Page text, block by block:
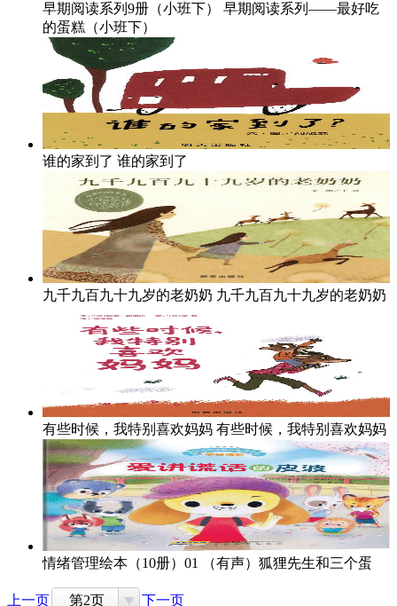
早期阅读系列9册（小班下）
早期阅读系列——最好吃
的蛋糕（小班下）
谁的家到了 谁的家到了
九千九百九十九岁的老奶奶 九千九百九十九岁的老奶奶
有些时候，我特别喜欢妈妈 有些时候，我特别喜欢妈妈
情绪管理绘本（10册）01 （有声）狐狸先生和三个蛋
上一页 第2页 下一页